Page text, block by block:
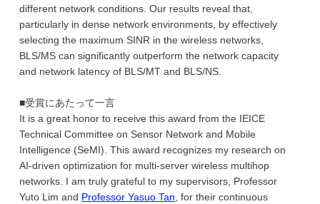
different network conditions. Our results reveal that,
particularly in dense network environments, by effectively
selecting the maximum SINR in the wireless networks,
BLS/MS can significantly outperform the network capacity
and network latency of BLS/MT and BLS/NS.
■受賞にあたって一言
It is a great honor to receive this award from the IEICE
Technical Committee on Sensor Network and Mobile
Intelligence (SeMI). This award recognizes my research on
AI-driven optimization for multi-server wireless multihop
networks. I am truly grateful to my supervisors, Professor
Yuto Lim and Professor Yasuo Tan , for their continuous